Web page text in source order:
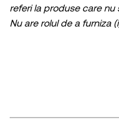
referi la produse care
Nu are rolul de a furniza
recomandare de
Deținerile de active